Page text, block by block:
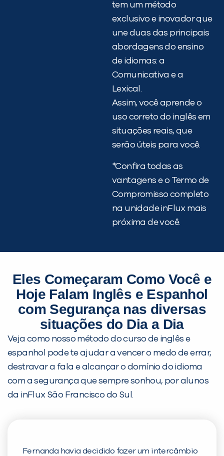
tem um método
exclusivo e inovador que
une duas das principais
abordagens do ensino
de idiomas: a
Comunicativa e a
Lexical.
Assim, você aprende o
uso correto do inglês em
situações reais, que
serão úteis para você.
*Confira todas as
vantagens e o Termo de
Compromisso completo
na unidade inFlux mais
próxima de você.
Eles Começaram Como Você e
Hoje Falam Inglês e Espanhol
com Segurança nas diversas
situações do Dia a Dia
Veja como nosso método do curso de inglês e
espanhol pode te ajudar a vencer o medo de errar,
destravar a fala e alcançar o domínio do idioma
com a segurança que sempre sonhou, por alunos
da inFlux São Francisco do Sul.
Fernanda havia decidido fazer um intercâmbio